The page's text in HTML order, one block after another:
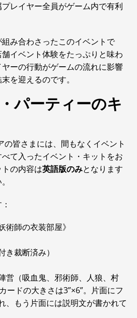
レイヤー全員がゲーム内で有利
み合わさったこのイベントで
イベント体験をたっぷりと味わ
ーの行動がゲームの流れに影響
を迎えるのです。
パーティーのキ
の皆さまには、間もなくイベント
て入ったイベント・キットをお
の内容は英語版のみとなります
術師の衣装部屋》
き裁断済み）
営（吸血鬼、邪術師、人狼、村
ードの大きさは3”×6”。片面にフ
、もう片面には説明文が書かれて